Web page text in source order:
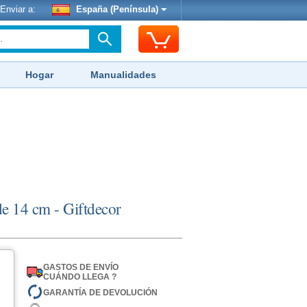
Enviar a: España (Península)
Hogar Manualidades
14 cm - Giftdecor
GASTOS DE ENVÍO
CUÁNDO LLEGA ?
GARANTÍA DE DEVOLUCIÓN